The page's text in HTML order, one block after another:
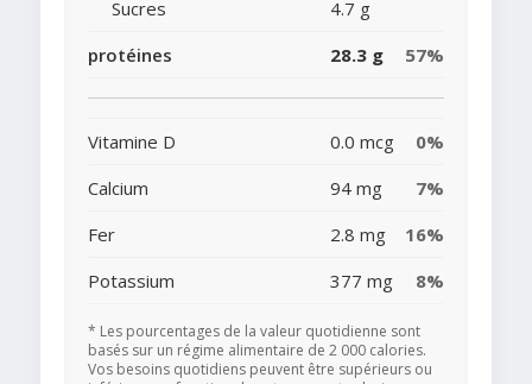
Sucres
4.7 g
protéines
28.3 g 57%
Vitamine D 0.0 mcg
0%
Calcium
94 mg
7%
Fer
2.8 mg
16%
Potassium
377 mg 8%
* Les pourcentages de la valeur quotidienne sont
basés sur un régime alimentaire de 2 000 calories.
Vos besoins quotidiens peuvent être supérieurs ou